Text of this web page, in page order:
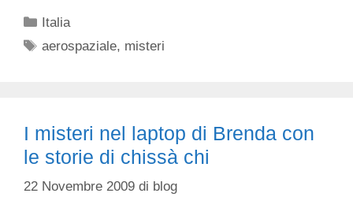
Categorie
Italia
Tag
aerospaziale, misteri
I misteri nel laptop di Brenda con
le storie di chissà chi
22 Novembre 2009 di blog